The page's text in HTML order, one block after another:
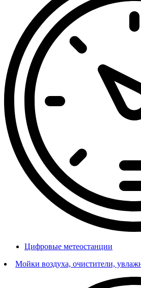
Цифровые метеостанции
Мойки воздуха, очистители,